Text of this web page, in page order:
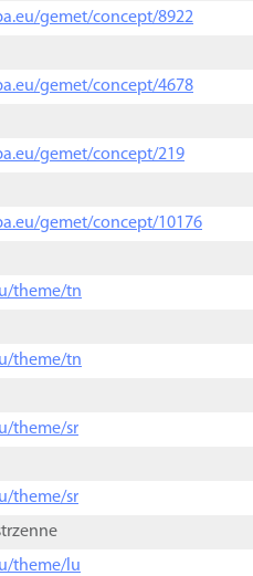
gemet/concept/8922
gemet/concept/4678
gemet/concept/219
gemet/concept/10176
theme/tn
theme/tn
theme/sr
theme/sr
theme/lu